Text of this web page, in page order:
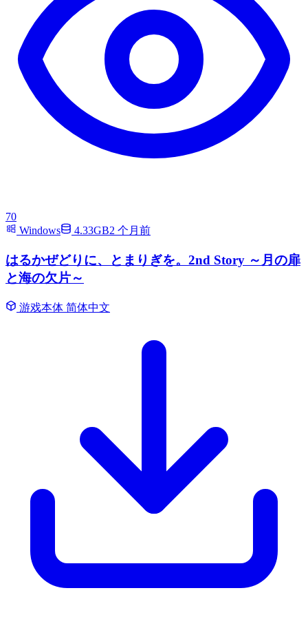
70
Windows
4.33GB2 个月前
はるかぜどりに、とまりぎを。2nd Story ～月の扉
と海の欠片～
游戏本体 简体中文